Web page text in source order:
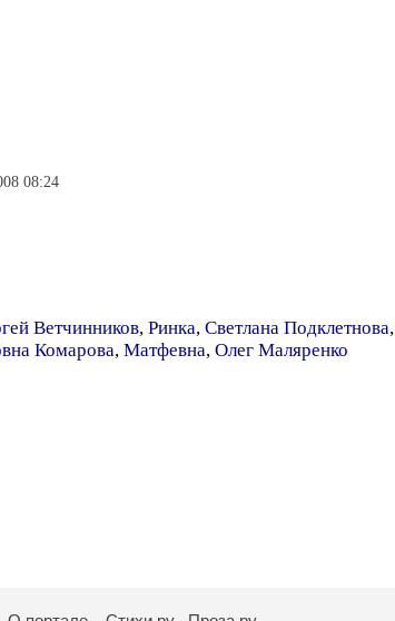
08:24
Ветчинников, Ринка, Светлана Подклетнова,
Комарова, Матфевна, Олег Маляренко